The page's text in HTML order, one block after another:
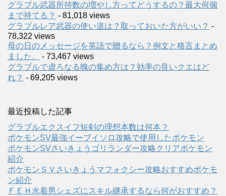
グラブル武器所持数の増やし方ってどうするの？最大何個
まで持てる？ - 81,018 views
グラブルレア武器の使い道は？取っておいた方がいい？ -
78,322 views
母の日のメッセージを英語で贈るなら？例文と格言まとめ
ました。
- 73,467 views
グラブルで虚ろなる魄の集め方は？効率の良いクエはど
れ？ - 69,205 views
最近投稿した記事
グラブルエクスイフ短剣の理想本数は何本？
ポケモンSV最強イーブイソロ攻略で使用したポケモン
ポケモンSVさいきょうゴリランダー攻略クリアポケモン
紹介
ポケモンＳＶさいきょうマフォクシー攻略おすすめポケモ
ン紹介
ＦＥＨ水着男シェズにスキル継承するなら何がおすすめ？